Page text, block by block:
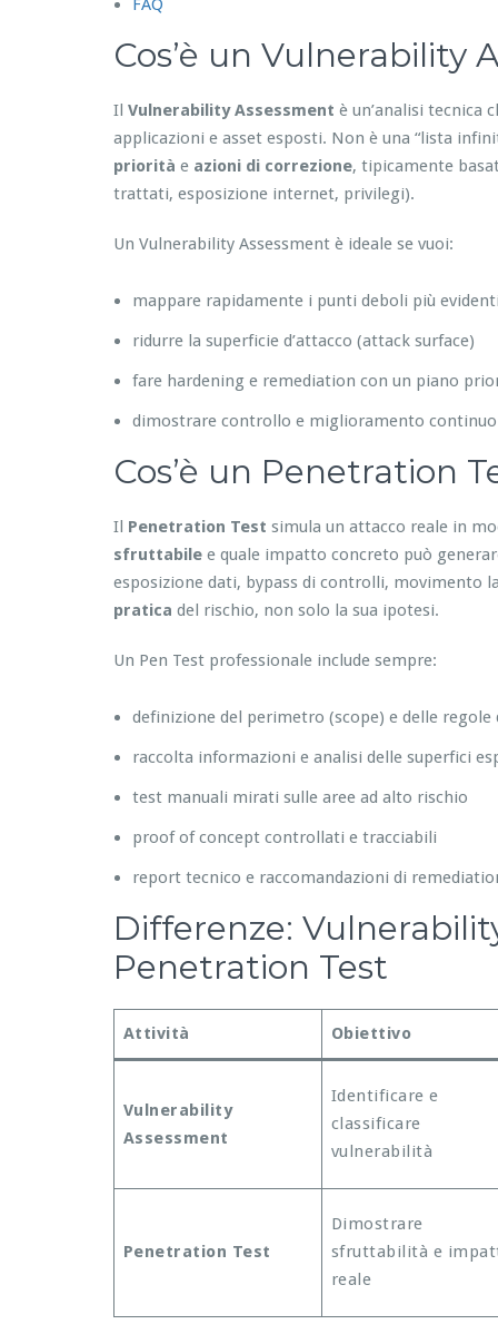
FAQ
Cos’è un Vulnerability
Il Vulnerability Assessment è un’analisi tecnica
applicazioni e asset esposti. Non è una “lista
priorità e azioni di correzione, tipicamente
trattati, esposizione internet, privilegi).
Un Vulnerability Assessment è ideale se vuoi:
mappare rapidamente i punti deboli più
ridurre la superficie d’attacco (attack surface)
fare hardening e remediation con un piano
dimostrare controllo e miglioramento
Cos’è un Penetration
Il Penetration Test simula un attacco reale in
sfruttabile e quale impatto concreto può
esposizione dati, bypass di controlli, movimento
pratica del rischio, non solo la sua ipotesi.
Un Pen Test professionale include sempre:
definizione del perimetro (scope) e delle regole
raccolta informazioni e analisi delle superfici
test manuali mirati sulle aree ad alto rischio
proof of concept controllati e tracciabili
report tecnico e raccomandazioni di
Differenze:
Penetration Test
Attività Obiettivo
Vulnerability
Assessment
Identificare e
classificare
vulnerabilità
Penetration Test
Dimostrare
sfruttabilità e
reale